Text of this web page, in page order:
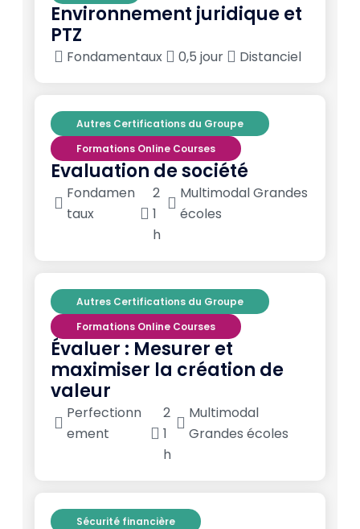
Environnement juridique et
PTZ
Fondamentaux 0,5 jour Distanciel
Autres Certifications du Groupe
Formations Online Courses
Evaluation de société
Fondamen
taux
2
1
h
Multimodal Grandes
écoles
Autres Certifications du Groupe
Formations Online Courses
Évaluer : Mesurer et
maximiser la création de
valeur
Perfectionn
ement
2
1
h
Multimodal
Grandes écoles
Sécurité financière